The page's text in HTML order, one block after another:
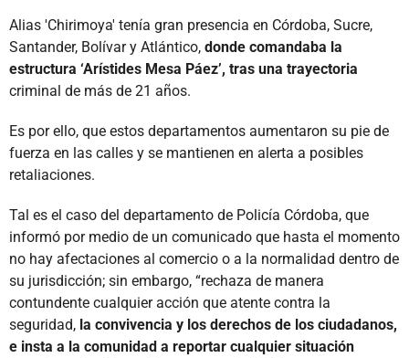
Alias 'Chirimoya' tenía gran presencia en Córdoba, Sucre,
Santander, Bolívar y Atlántico, donde comandaba la
estructura ‘Arístides Mesa Páez’, tras una trayectoria
criminal de más de 21 años.
Es por ello, que estos departamentos aumentaron su pie de
fuerza en las calles y se mantienen en alerta a posibles
retaliaciones.
Tal es el caso del departamento de Policía Córdoba, que
informó por medio de un comunicado que hasta el momento
no hay afectaciones al comercio o a la normalidad dentro de
su jurisdicción; sin embargo, “rechaza de manera
contundente cualquier acción que atente contra la
seguridad, la convivencia y los derechos de los ciudadanos,
e insta a la comunidad a reportar cualquier situación